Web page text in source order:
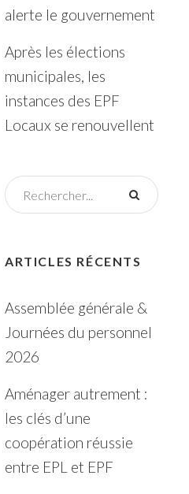
alerte le gouvernement
Après les élections
municipales, les
instances des EPF
Locaux se renouvellent
ARTICLES RÉCENTS
Assemblée générale &
Journées du personnel
2026
Aménager autrement :
les clés d’une
coopération réussie
entre EPL et EPF